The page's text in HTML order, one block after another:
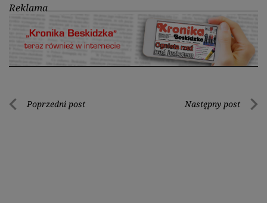
Reklama
Nawigacja
Poprzedni post Następny post